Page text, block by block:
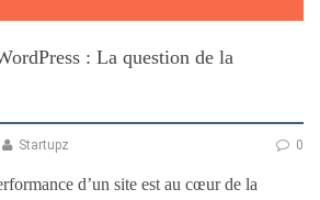
: La question de la
0
Startupz
d’un site est au cœur de la